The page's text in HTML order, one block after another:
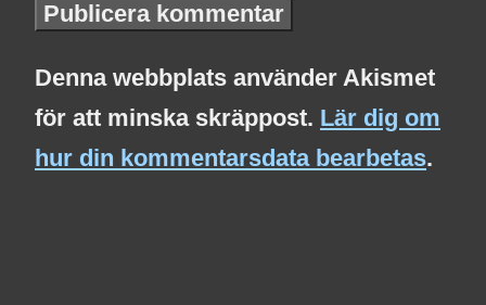
Denna webbplats använder Akismet
för att minska skräppost. Lär dig om
hur din kommentarsdata bearbetas.